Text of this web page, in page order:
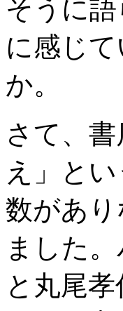
そうに
に感じ
か。
さて、
え」と
数があ
ました
と丸尾